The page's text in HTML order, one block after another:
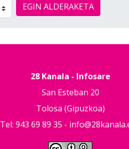
EGIN ALDERAKETA
28 Kanala - Infosare
San Esteban 20
Tolosa (Gipuzkoa)
Tel: 943 69 89 35 -